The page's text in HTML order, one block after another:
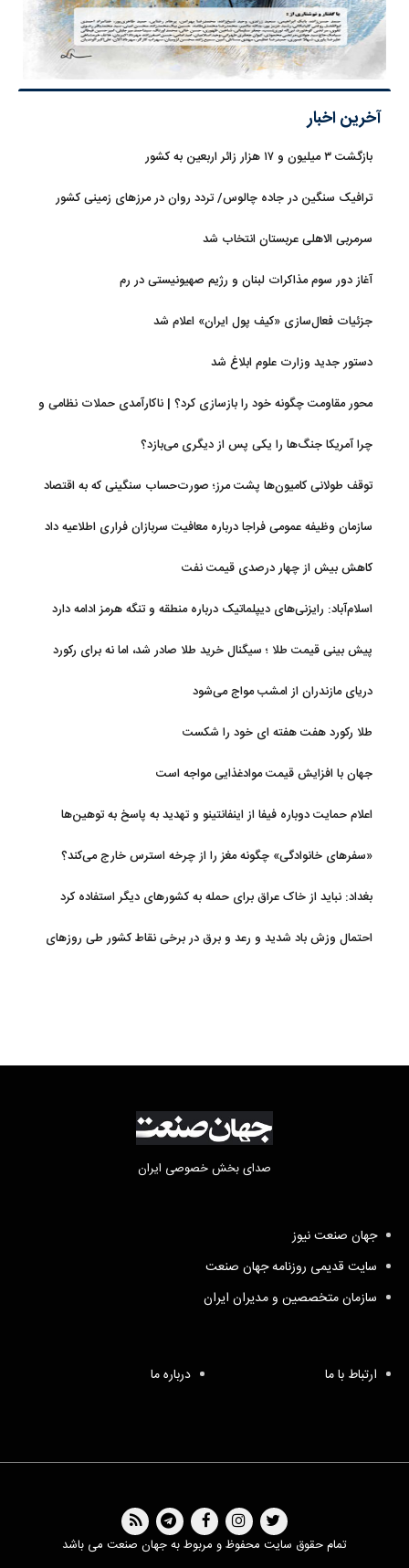
آخرین اخبار
بازگشت ۳ میلیون و ۱۷ هزار زائر اربعین به کشور
ترافیک سنگین در جاده چالوس/ تردد روان در مرزهای زمینی کشور
سرمربی الاهلی عربستان انتخاب شد
آغاز دور سوم مذاکرات لبنان و رژیم صهیونیستی در رم
جزئیات فعال‌سازی «کیف پول ایران» اعلام شد
دستور جدید وزارت علوم ابلاغ شد
محور مقاومت چگونه خود را بازسازی کرد؟ | ناکارآمدی حملات نظامی و
چرا آمریکا جنگ‌ها را یکی پس از دیگری می‌بازد؟
توقف طولانی کامیون‌ها پشت مرز؛ صورت‌حساب سنگینی که به اقتصاد
سازمان وظیفه عمومی فراجا درباره معافیت سربازان فراری اطلاعیه داد
کاهش بیش از چهار درصدی قیمت نفت
اسلام‌آباد: رایزنی‌های دیپلماتیک درباره منطقه و تنگه هرمز ادامه دارد
پیش بینی قیمت طلا ؛ سیگنال خرید طلا صادر شد، اما نه برای رکورد
دریای مازندران از امشب مواج می‌شود
طلا رکورد هفت هفته ای خود را شکست
جهان با افزایش قیمت موادغذایی مواجه است
اعلام حمایت دوباره فیفا از اینفانتینو و تهدید به پاسخ به توهین‌ها
«سفرهای خانوادگی» چگونه مغز را از چرخه استرس خارج می‌کند؟
بغداد: نباید از خاک عراق برای حمله به کشورهای دیگر استفاده کرد
احتمال وزش باد شدید و رعد و برق در برخی نقاط کشور طی روزهای
صدای بخش خصوصی ایران
جهان صنعت نیوز
سایت قدیمی روزنامه جهان صنعت
سازمان متخصصین و مدیران ایران
ارتباط با ما درباره ما
تمام حقوق سایت محفوظ و مربوط به جهان صنعت می باشد